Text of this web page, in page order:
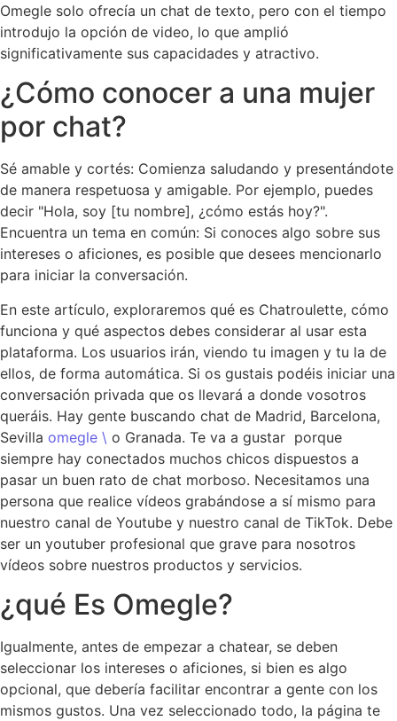
Omegle solo ofrecía un chat de texto, pero con el tiempo
introdujo la opción de video, lo que amplió
significativamente sus capacidades y atractivo.
¿Cómo conocer a una mujer
por chat?
Sé amable y cortés: Comienza saludando y presentándote
de manera respetuosa y amigable. Por ejemplo, puedes
decir "Hola, soy [tu nombre], ¿cómo estás hoy?".
Encuentra un tema en común: Si conoces algo sobre sus
intereses o aficiones, es posible que desees mencionarlo
para iniciar la conversación.
En este artículo, exploraremos qué es Chatroulette, cómo
funciona y qué aspectos debes considerar al usar esta
plataforma. Los usuarios irán, viendo tu imagen y tu la de
ellos, de forma automática. Si os gustais podéis iniciar una
conversación privada que os llevará a donde vosotros
queráis. Hay gente buscando chat de Madrid, Barcelona,
Sevilla omegle \ o Granada. Te va a gustar porque
siempre hay conectados muchos chicos dispuestos a
pasar un buen rato de chat morboso. Necesitamos una
persona que realice vídeos grabándose a sí mismo para
nuestro canal de Youtube y nuestro canal de TikTok. Debe
ser un youtuber profesional que grave para nosotros
vídeos sobre nuestros productos y servicios.
¿qué Es Omegle?
Igualmente, antes de empezar a chatear, se deben
seleccionar los intereses o aficiones, si bien es algo
opcional, que debería facilitar encontrar a gente con los
mismos gustos. Una vez seleccionado todo, la página te